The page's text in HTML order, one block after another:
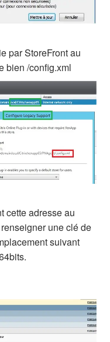
par StoreFront au
bien /config.xml
cette adresse au
une clé de
suivant